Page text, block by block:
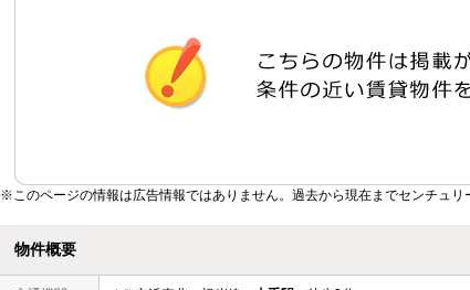
※このページの情報は広告情報ではありません。過去から現在までセンチュ
物件概要